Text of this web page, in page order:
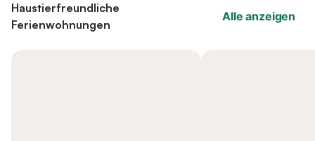
Haustierfreundliche
Ferienwohnungen
Alle anzeigen